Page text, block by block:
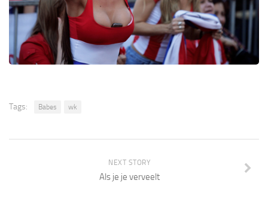
Tags: Babes wk
NEXT STORY
Als je je verveelt